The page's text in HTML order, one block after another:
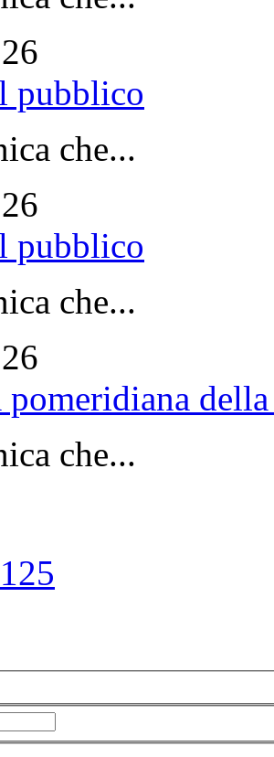
pubblico
che...
pubblico
che...
pomeridiana
che...